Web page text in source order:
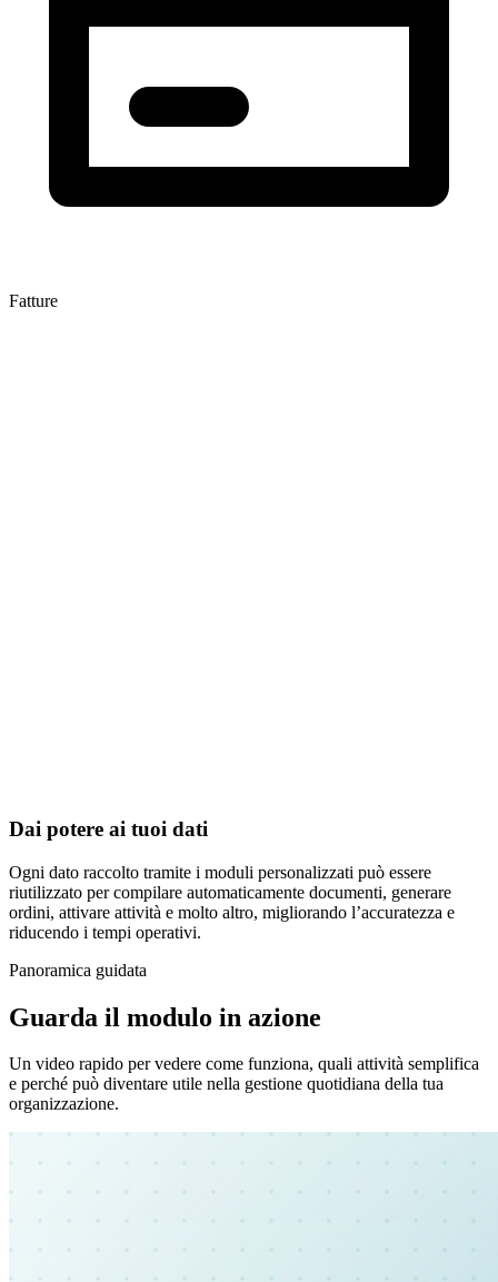
Fatture
Dai potere ai tuoi dati
Ogni dato raccolto tramite i moduli personalizzati può essere
riutilizzato per compilare automaticamente documenti, generare
ordini, attivare attività e molto altro, migliorando l’accuratezza e
riducendo i tempi operativi.
Panoramica guidata
Guarda il modulo in azione
Un video rapido per vedere come funziona, quali attività semplifica
e perché può diventare utile nella gestione quotidiana della tua
organizzazione.